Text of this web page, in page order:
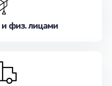
физ. лицами